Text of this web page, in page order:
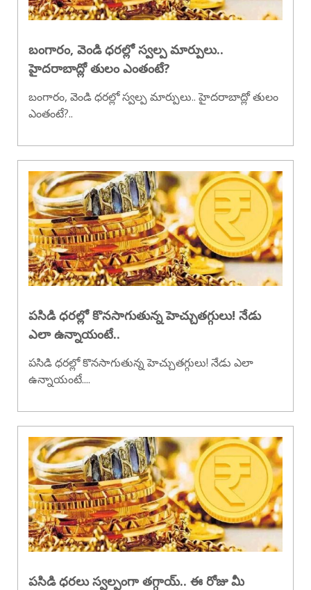
బంగారం, వెండి ధరల్లో స్వల్ప మార్పులు..
హైదరాబాద్లో తులం ఎంతంటే?
బంగారం, వెండి ధరల్లో స్వల్ప మార్పులు.. హైదరాబాద్లో తులం
ఎంతంటే?..
పసిడి ధరల్లో కొనసాగుతున్న హెచ్చుతగ్గులు! నేడు
ఎలా ఉన్నాయంటే..
పసిడి ధరల్లో కొనసాగుతున్న హెచ్చుతగ్గులు! నేడు ఎలా
ఉన్నాయంటే....
పసిడి ధరలు స్వల్పంగా తగ్గాయ్.. ఈ రోజు మీ